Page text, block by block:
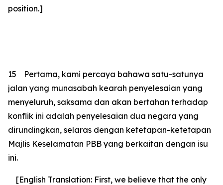
position.]
15
Pertama, kami percaya bahawa satu-satunya
jalan yang munasabah kearah penyelesaian yang
menyeluruh, saksama dan akan bertahan terhadap
konflik ini adalah penyelesaian dua negara yang
dirundingkan, selaras dengan ketetapan-ketetapan
Majlis Keselamatan PBB yang berkaitan dengan isu
ini.
[English Translation: First, we believe that the only